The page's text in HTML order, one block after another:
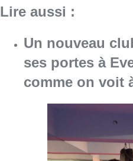
Lire aussi :
Un nouveau
ses portes à
comme on voit